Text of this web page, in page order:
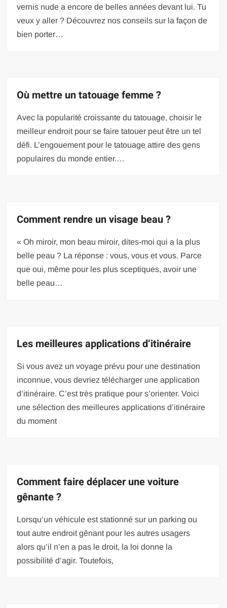
vernis nude a encore de belles années devant lui. Tu
veux y aller ? Découvrez nos conseils sur la façon de
bien porter…
Où mettre un tatouage femme ?
Avec la popularité croissante du tatouage, choisir le
meilleur endroit pour se faire tatouer peut être un tel
défi. L’engouement pour le tatouage attire des gens
populaires du monde entier.…
Comment rendre un visage beau ?
« Oh miroir, mon beau miroir, dites-moi qui a la plus
belle peau ? La réponse : vous, vous et vous. Parce
que oui, même pour les plus sceptiques, avoir une
belle peau…
Les meilleures applications d’itinéraire
Si vous avez un voyage prévu pour une destination
inconnue, vous devriez télécharger une application
d’itinéraire. C’est très pratique pour s’orienter. Voici
une sélection des meilleures applications d’itinéraire
du moment
Comment faire déplacer une voiture
gênante ?
Lorsqu’un véhicule est stationné sur un parking ou
tout autre endroit gênant pour les autres usagers
alors qu’il n’en a pas le droit, la loi donne la
possibilité d’agir. Toutefois,